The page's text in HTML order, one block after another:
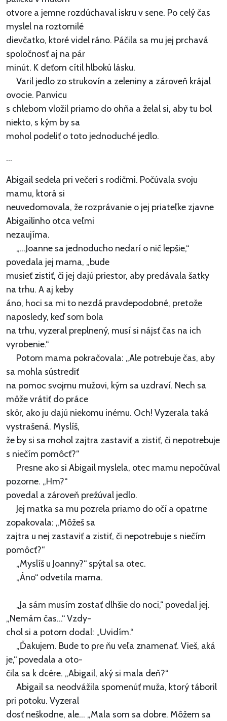
otvore a jemne rozdúchaval iskru v sene. Po celý čas
myslel na roztomilé
dievčatko, ktoré videl ráno. Páčila sa mu jej prchavá
spoločnosť aj na pár
minút. K deťom cítil hlbokú lásku.
Varil jedlo zo strukovín a zeleniny a zároveň krájal
ovocie. Panvicu
s chlebom vložil priamo do ohňa a želal si, aby tu bol
niekto, s kým by sa
mohol podeliť o toto jednoduché jedlo.
...
Abigail sedela pri večeri s rodičmi. Počúvala svoju
mamu, ktorá si
neuvedomovala, že rozprávanie o jej priateľke zjavne
Abigailinho otca veľmi
nezaujíma.
„...Joanne sa jednoducho nedarí o nič lepšie,“
povedala jej mama, „bude
musieť zistiť, či jej dajú priestor, aby predávala šatky
na trhu. A aj keby
áno, hoci sa mi to nezdá pravdepodobné, pretože
naposledy, keď som bola
na trhu, vyzeral preplnený, musí si nájsť čas na ich
vyrobenie.“
Potom mama pokračovala: „Ale potrebuje čas, aby
sa mohla sústrediť
na pomoc svojmu mužovi, kým sa uzdraví. Nech sa
môže vrátiť do práce
skôr, ako ju dajú niekomu inému. Och! Vyzerala taká
vystrašená. Myslíš,
že by si sa mohol zajtra zastaviť a zistiť, či nepotrebuje
s niečím pomôcť?“
Presne ako si Abigail myslela, otec mamu nepočúval
pozorne. „Hm?“
povedal a zároveň prežúval jedlo.
Jej matka sa mu pozrela priamo do očí a opatrne
zopakovala: „Môžeš sa
zajtra u nej zastaviť a zistiť, či nepotrebuje s niečím
pomôcť?“
„Myslíš u Joanny?“ spýtal sa otec.
„Áno“ odvetila mama.
„Ja sám musím zostať dlhšie do noci,“ povedal jej.
„Nemám čas...“ Vzdy-
chol si a potom dodal: „Uvidím.“
„Ďakujem. Bude to pre ňu veľa znamenať. Vieš, aká
je,“ povedala a oto-
čila sa k dcére. „Abigail, aký si mala deň?“
Abigail sa neodvážila spomenúť muža, ktorý táboril
pri potoku. Vyzeral
dosť neškodne, ale... „Mala som sa dobre. Môžem sa